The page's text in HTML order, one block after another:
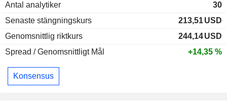
Antal analytiker
30
Senaste stängningskurs
213,51USD
Genomsnittlig riktkurs
244,14USD
Spread / Genomsnittligt Mål
+14,35 %
Konsensus